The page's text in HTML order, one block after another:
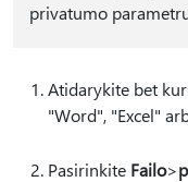
privatumo
Atidarykite bet
"Word", "Excel"
Pasirinkite Failo>